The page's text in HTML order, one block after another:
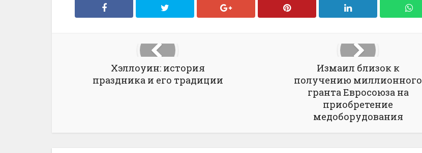
Хэллоуин: история
праздника и его традиции
Измаил близок к
получению миллионного
гранта Евросоюза на
приобретение
медоборудования